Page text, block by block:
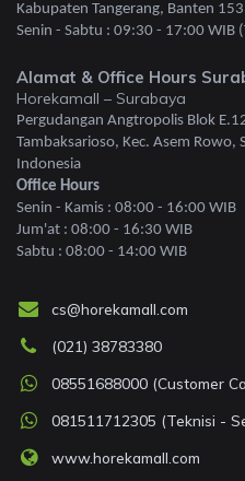
Kabupaten Tangerang, Banten
Senin - Sabtu : 09:30 - 17:00 WIB
Alamat & Office Hours
Horekamall – Surabaya
Pergudangan Angtropolis Blok
Tambaksarioso, Kec. Asem Rowo,
Indonesia
Office Hours
Senin - Kamis : 08:00 - 16:00 WIB
Jum'at : 08:00 - 16:30 WIB
Sabtu : 08:00 - 14:00 WIB
cs@horekamall.com
(021) 38783380
08551688000 (Customer
081511712305 (Teknisi -
www.horekamall.com